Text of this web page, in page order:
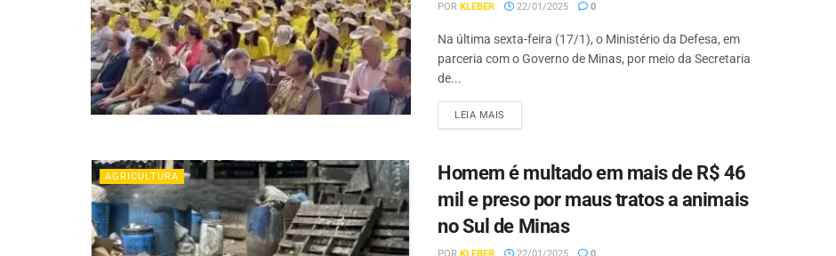
POR KLEBER 22/01/2025 0
Na última sexta-feira (17/1), o Ministério da Defesa, em
parceria com o Governo de Minas, por meio da Secretaria
de...
LEIA MAIS
AGRICULTURA
Homem é multado em mais de R$ 46
mil e preso por maus tratos a animais
no Sul de Minas